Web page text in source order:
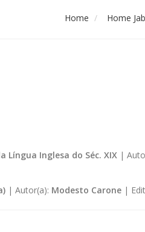
Home Home
Língua Inglesa do Séc. XIX |
| Autor(a): Modesto Carone|